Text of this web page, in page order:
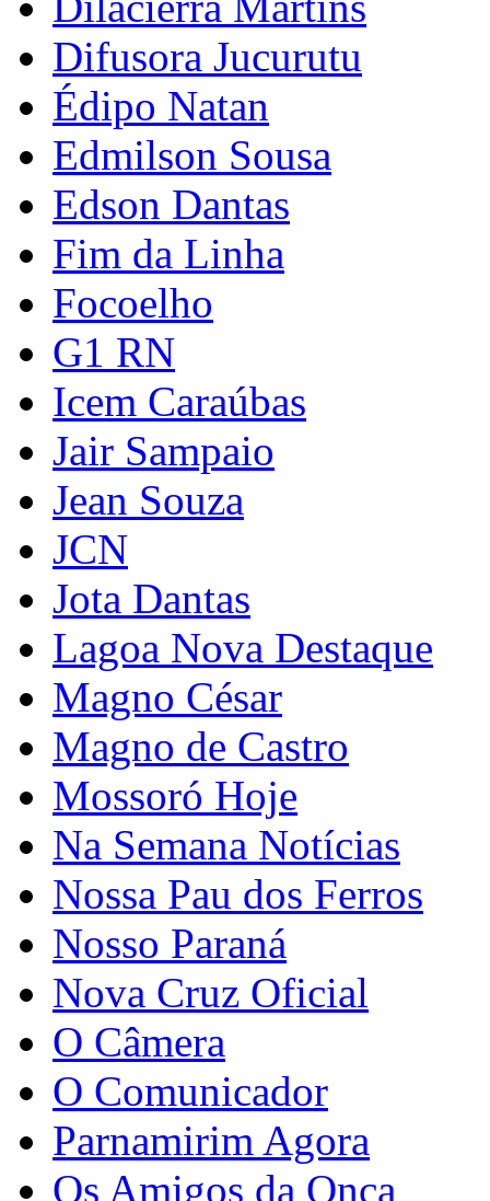
Difusora Jucurutu
Édipo Natan
Edmilson Sousa
Edson Dantas
Fim da Linha
Focoelho
G1 RN
Icem Caraúbas
Jair Sampaio
Jean Souza
JCN
Jota Dantas
Lagoa Nova Destaque
Magno César
Magno de Castro
Mossoró Hoje
Na Semana Notícias
Nossa Pau dos Ferros
Nosso Paraná
Nova Cruz Oficial
O Câmera
O Comunicador
Parnamirim Agora
Os Amigos da Onça